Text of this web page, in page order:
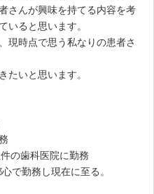
さんが興味を持てる内容を考
いると思います。
現時点で思う私なりの患者さ
たいと思います。
の歯科医院に勤務
で勤務し現在に至る。